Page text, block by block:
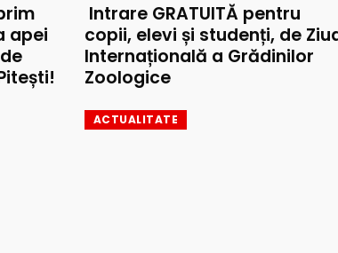
apei
Intrare GRATUITĂ pentru
copii, elevi și studenți, de
Internațională a Grădinilor
Zoologice
ACTUALITATE